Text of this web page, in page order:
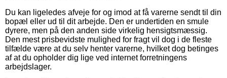
Du kan ligeledes afveje for og imod at få varerne sendt til din
bopæl eller ud til dit arbejde. Den er undertiden en smule
dyrere, men på den anden side virkelig hensigtsmæssig.
Den mest prisbevidste mulighed for fragt vil dog i de fleste
tilfælde være at du selv henter varerne, hvilket dog betinges
af at du opholder dig lige ved internet forretningens
arbejdslager.